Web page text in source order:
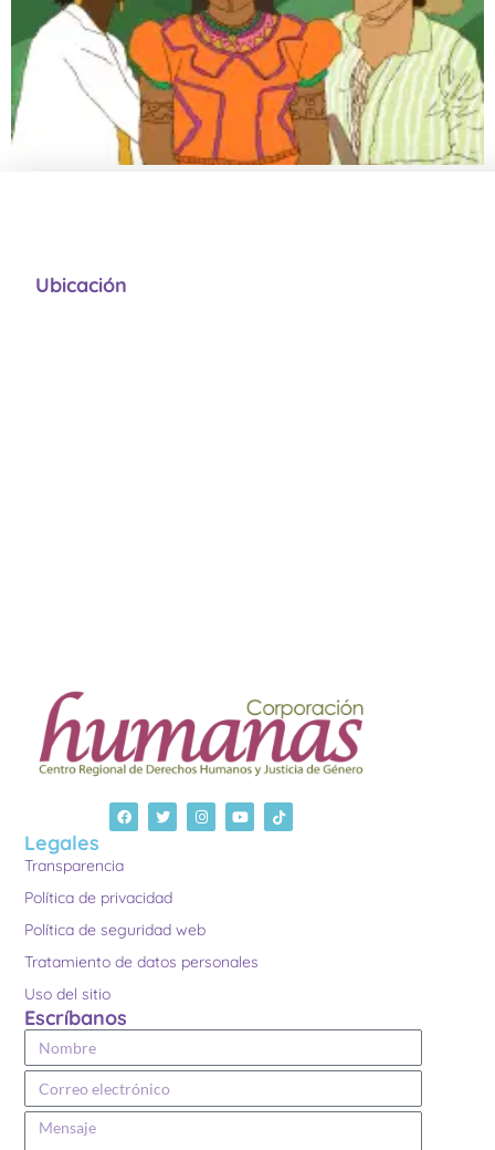
Legales
Transparencia
Política de privacidad
Política de seguridad web
Tratamiento de datos personales
Uso del sitio
Escríbanos
Ubicación